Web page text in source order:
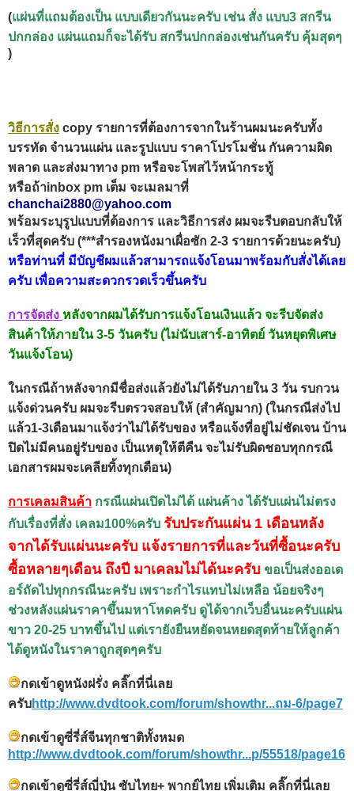
(แผ่นที่แถมต้องเป็น แบบเดียวกันนะครับ เช่น สั่ง แบบ3 สกรีน
ปกกล่อง แผ่นแถมก็จะได้รับ สกรีนปกกล่องเช่นกันครับ คุ้มสุดๆ
)
วิธีการสั่ง copy รายการที่ต้องการจากในร้านผมนะครับทั้ง
บรรทัด จำนวนแผ่น และรูปแบบ ราคาโปรโมชั่น กันความผิด
พลาด และส่งมาทาง pm หรือจะโพสไว้หน้ากระทู้
หรือถ้าinbox pm เต็ม จะเมลมาที่
chanchai2880@yahoo.com
พร้อมระบุรูปแบบที่ต้องการ และวิธีการส่ง ผมจะรีบตอบกลับให้
เร็วที่สุดครับ (***สำรองหนังมาเผื่อซัก 2-3 รายการด้วยนะครับ)
หรือท่านที่ มีบัญชีผมแล้วสามารถแจ้งโอนมาพร้อมกับสั่งได้เลย
ครับ เพื่อความสะดวกรวดเร็วขึ้นครับ
การจัดส่ง หลังจากผมได้รับการแจ้งโอนเงินแล้ว จะรีบจัดส่ง
สินค้าให้ภายใน 3-5 วันครับ (ไม่นับเสาร์-อาทิตย์ วันหยุดพิเศษ
วันแจ้งโอน)
ในกรณีถ้าหลังจากมีชื่อส่งแล้วยังไม่ได้รับภายใน 3 วัน รบกวน
แจ้งด่วนครับ ผมจะรีบตรวจสอบให้ (สำคัญมาก) (ในกรณีส่งไป
แล้ว1-3เดือนมาแจ้งว่าไม่ได้รับของ หรือแจ้งที่อยู่ไม่ชัดเจน บ้าน
ปิดไม่มีคนอยู่รับของ เป็นเหตุให้ตีคืน จะไม่รับผิดชอบทุกกรณี
เอกสารผมจะเคลียทิ้งทุกเดือน)
การเคลมสินค้า กรณีแผ่นเปิดไม่ได้ แผ่นค้าง ได้รับแผ่นไม่ตรง
กับเรื่องที่สั่ง เคลม100%ครับ รับประกันแผ่น 1 เดือนหลัง
จากได้รับแผ่นนะครับ แจ้งรายการที่และวันที่ซื้อนะครับ
ซื้อหลายๆเดือน ถึงปี มาเคลมไม่ได้นะครับ ขอเป็นส่งออเด
อร์ถัดไปทุกกรณีนะครับ เพราะกำไรแทบไม่เหลือ น้อยจริงๆ
ช่วงหลังแผ่นราคาขึ้นมหาโหดครับ ดูได้จากเว็บอื่นนะครับแผ่น
ขาว 20-25 บาทขึ้นไป แต่เรายังยืนหยัดจนหยดสุดท้ายให้ลูกค้า
ได้ดูหนังในราคาถูกสุดๆครับ
กดเข้าดูหนังฝรั่ง คลิ๊กที่นี่เลย
ครับhttp://www.dvdtook.com/forum/showthr...ถม-6/page7
กดเข้าดูซี่รี่ส์จีนทุกชาติทั้งหมด
http://www.dvdtook.com/forum/showthr...p/55518/page16
กดเข้าดูซี่รี่ส์ญี่ปุ่น ซับไทย+ พากย์ไทย เพิ่มเติม คลิ๊กที่นี่เลย